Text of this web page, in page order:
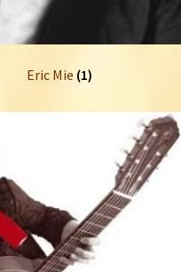
Eric Mie (1)